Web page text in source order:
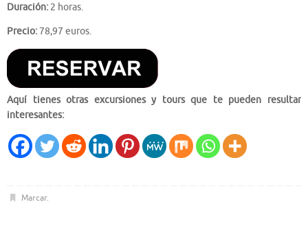
Duración: 2 horas.
Precio:78,97 euros.
Aquí tienes otras excursiones y tours que te pueden resultar
interesantes:
Marcar.